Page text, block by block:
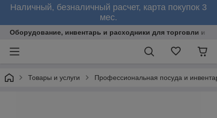
Наличный, безналичный расчет, карта покупок 3
мес.
Оборудование, инвентарь и расходники для торговли и
Товары и услуги Профессиональная посуда и